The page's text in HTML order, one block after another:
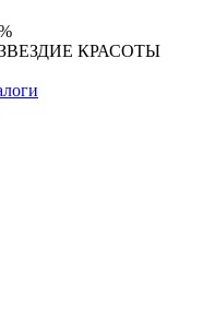
КРАСОТЫ